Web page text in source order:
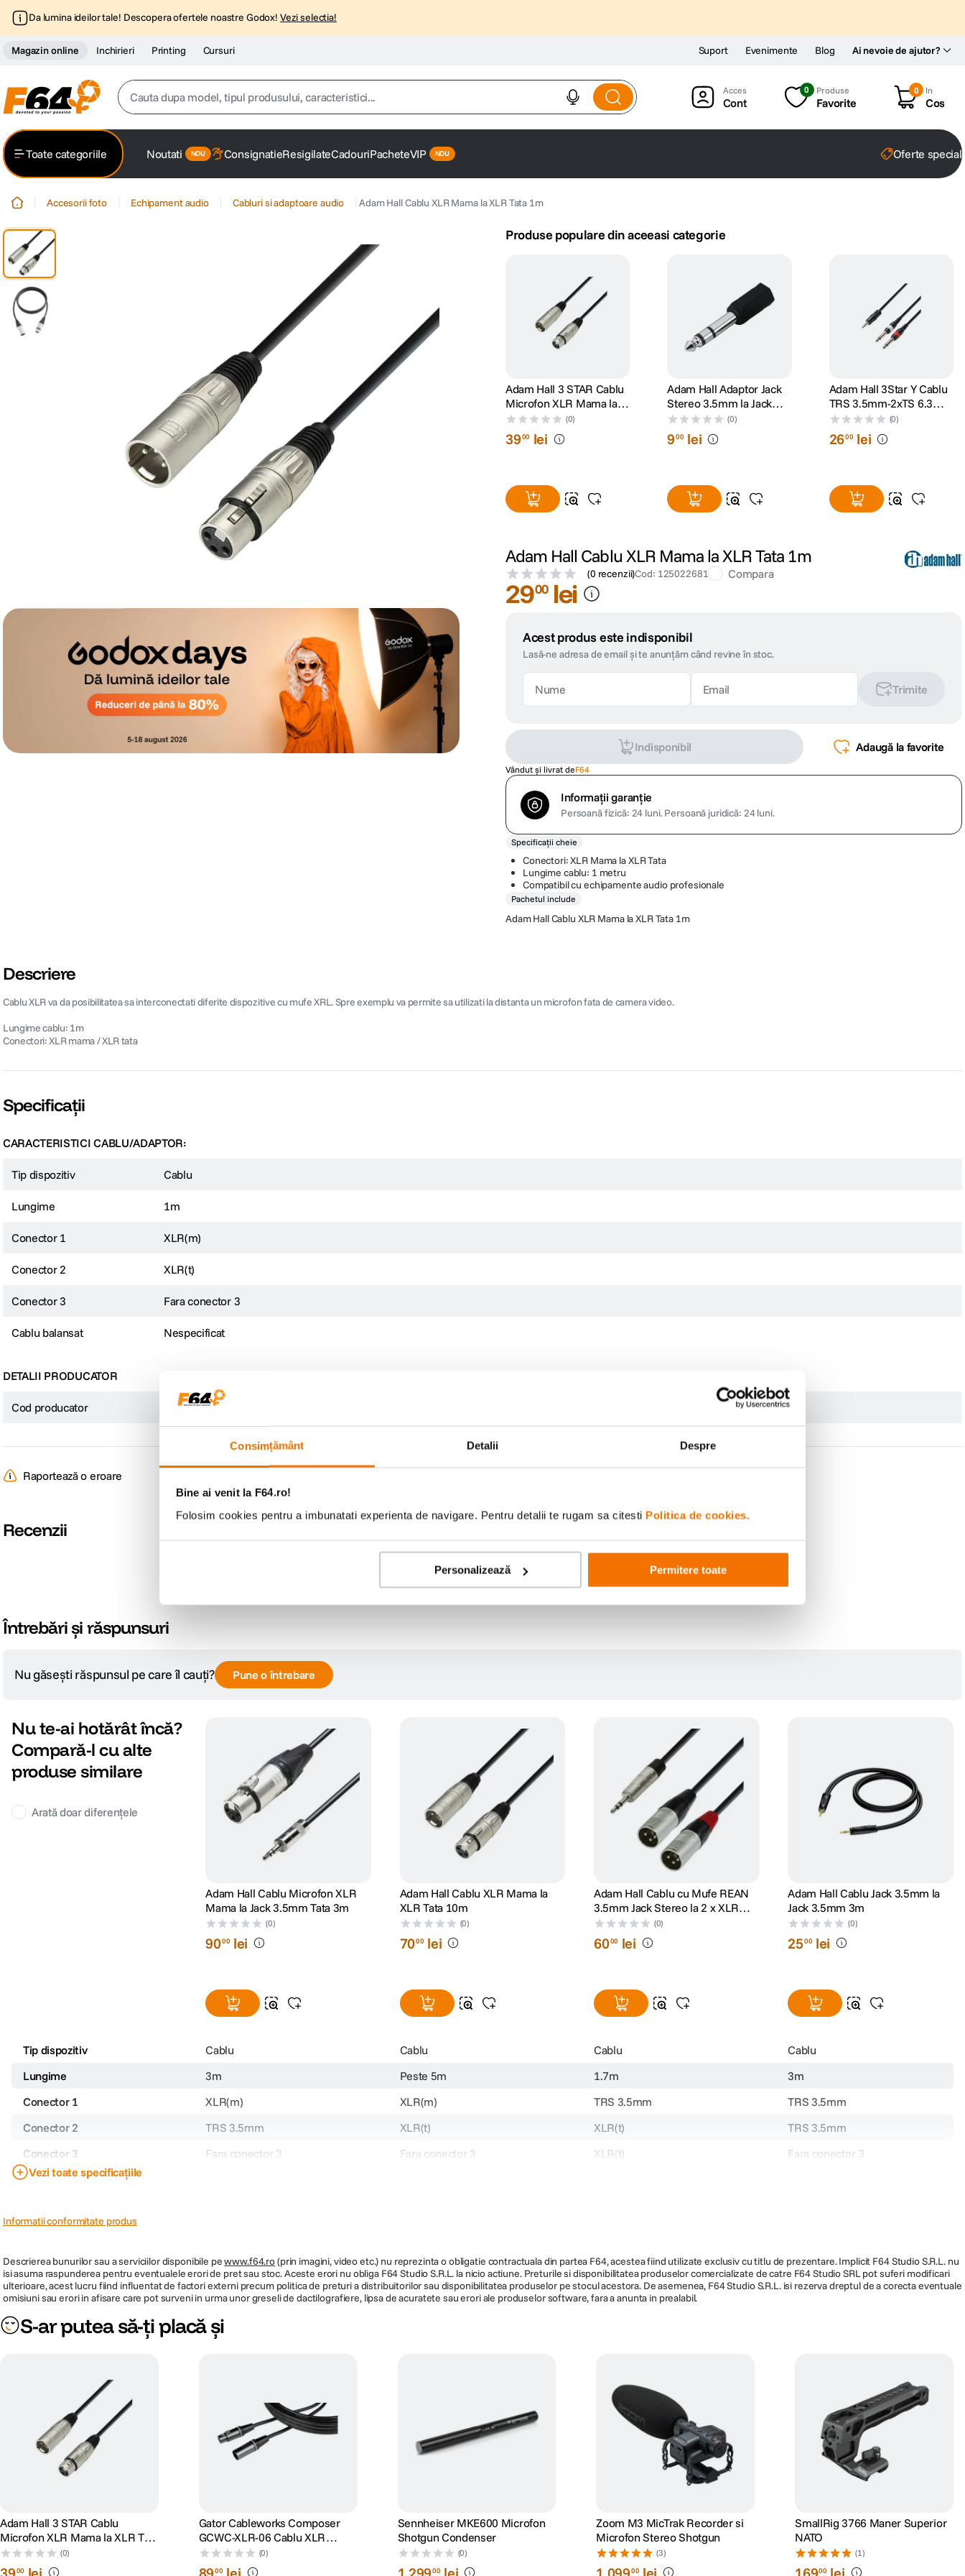
Consimțământ Detalii Despre
Bine ai venit la F64.ro!
Folosim cookies pentru a imbunatati experienta de navigare. Pentru detalii te rugam sa citesti Politica de cookies.
Personalizează Permitere toate
Da lumina ideilor tale! Descopera ofertele noastre Godox! Vezi selectia!
Magazin online Inchirieri Printing Cursuri Ai nevoie de ajutor?
Suport Evenimente Blog
Cauta dupa model, tipul produsului, caracteristici...
2. trepied
sony fx
card memorie
9. dji mic mini
10. dji osmo
Cont
0 Produse
Favorite
0 In
Cos
Toate categoriile Noutati ConsignatieResigilateCadouriPacheteVIP Oferte
Accesorii foto Echipament audio Cabluri si adaptoare audio Adam Hall Cablu XLR Mama la XLR Tata 1m
Produse populare din aceeasi categorie
Adam Hall 3 STAR Cablu
Microfon XLR Mama la
XLR Tata 3 m(0)
3900 lei
Adam Hall Adaptor Jack
Stereo 3.5mm la Jack
Stereo 6.3mm
(0)
900 lei
Adam Hall 3Star Y Cablu
TRS 3.5mm-2xTS 6.3mm
3m
(0)
2600 lei
Adam Hall Cablu XLR Mama la XLR Tata 1m
(0 recenzii)Cod: 125022681 Compara
2900 lei
Acest produs este indisponibil
Lasă-ne adresa de email și te anunțăm când revine în stoc.
Trimite
Indisponibil Adaugă la favorite
Vândut și livrat deF64
Informații garanție
Persoană fizică: 24 luni.Persoană juridică: 24 luni.
Specificații cheie
Conectori: XLR Mama la XLR Tata
Lungime cablu: 1 metru
Compatibil cu echipamente audio profesionale
Pachetul include
Adam Hall Cablu XLR Mama la XLR Tata 1m
Descriere
Cablu XLR va da posibilitatea sa interconectati diferite dispozitive cu mufe XRL. Spre exemplu va permite sa utilizati la distanta un microfon fata de camera video.
Lungime cablu: 1m
Conectori: XLR mama / XLR tata
Specificații
CARACTERISTICI CABLU/ADAPTOR:
Tip dispozitiv Cablu
Lungime 1m
Conector 1 XLR(m)
Conector 2 XLR(t)
Conector 3 Fara conector 3
Cablu balansat Nespecificat
DETALII PRODUCATOR
Cod producator 12933 ADH07
Raportează o eroare
Recenzii
Scrie prima recenzie
Întrebări și răspunsuri
Nu găsești răspunsul pe care îl cauți? Pune o întrebare
Nu te-ai hotărât încă?
Compară-l cu alte
produse similare
Arată doar diferențele
Adam Hall Cablu Microfon XLR
Mama la Jack 3.5mm Tata 3m
(0)
9000 lei
Adam Hall Cablu XLR Mama la
XLR Tata 10m
(0)
7000 lei
Adam Hall Cablu cu Mufe REAN
3.5mm Jack Stereo la 2 x XLR
Tata 1.8m
(0)
6000 lei
Adam Hall Cablu Jack 3.5mm la
Jack 3.5mm 3m
(0)
2500 lei
Tip dispozitiv Cablu Cablu Cablu
Cablu
Lungime
3m Peste 5m 1.7m
3m
Conector 1
XLR(m) XLR(m) TRS 3.5mm
TRS 3.5mm
Conector 2
TRS 3.5mm XLR(t) XLR(t)
TRS 3.5mm
Conector 3
Fara conector 3 Fara conector 3 XLR(t)
Fara conector 3
Cablu balansat
PRP
Vezi toate specificațiile
Informatii conformitate produs
Descrierea bunurilor sau a serviciilor disponibile pewww.f64.ro(prin imagini, video etc.) nu reprezinta o obligatie contractuala din partea F64, acestea fiind utilizate exclusiv cu titlu de prezentare. Implicit F64 Studio S.R.L. nu
isi asuma raspunderea pentru eventualele erori de pret sau stoc. Aceste erori nu obliga F64 Studio S.R.L. la nicio actiune. Preturile si disponibilitatea produselor comercializate de catre F64 Studio SRL pot suferi modificari
ulterioare, acest lucru fiind influentat de factori externi precum politica de preturi a distribuitorilor sau disponibilitatea produselor pe stocul acestora. De asemenea, F64 Studio S.R.L. isi rezerva dreptul de a corecta eventuale
omisiuni sau erori in afisare care pot surveni in urma unor greseli de dactilografiere, lipsa de acuratete sau erori ale produselor software, fara a anunta in prealabil.
S-ar putea să-ți placă și
Adam Hall 3 STAR Cablu
Microfon XLR Mama la XLR Tata
3 m
(0)
00
Gator Cableworks Composer
GCWC-XLR-06 Cablu XLR
Mama Tata 1.8m
(0)
00
Sennheiser MKE600 Microfon
Shotgun Condenser
(0)
00
Zoom M3 MicTrak Recorder si
Microfon Stereo Shotgun
(3)
00
SmallRig 3766 Maner Superior
NATO
(1)
00